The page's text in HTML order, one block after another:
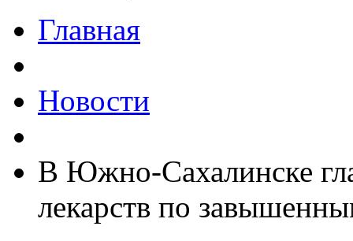
Главная
Новости
В Южно-Сахалинске
лекарств по